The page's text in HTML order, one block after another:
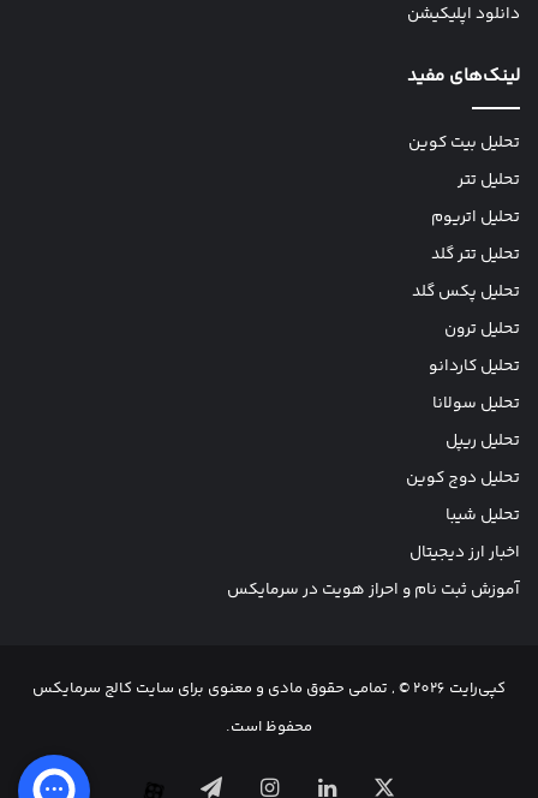
دانلود اپلیکیشن
لینک‌های مفید
تحلیل بیت کوین
تحلیل تتر
تحلیل اتریوم
تحلیل تتر گلد
تحلیل پکس گلد
تحلیل ترون
تحلیل کاردانو
تحلیل سولانا
تحلیل ریپل
تحلیل دوج کوین
تحلیل شیبا
اخبار ارز دیجیتال
آموزش ثبت نام و احراز هویت در سرمایکس
کپی‌رایت 2026 © , تمامی حقوق مادی و معنوی برای سایت کالج سرمایکس
محفوظ است.
لینکدین اینستاگرامتلگرام